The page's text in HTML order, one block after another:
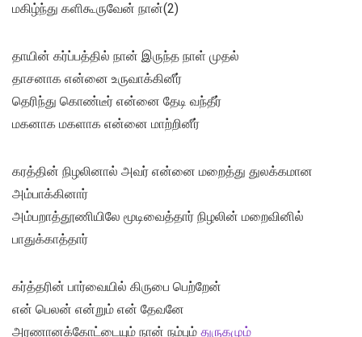
மகிழ்ந்து களிகூருவேன் நான்(2)
தாயின் கர்ப்பத்தில் நான் இருந்த நாள் முதல்
தாசனாக என்னை உருவாக்கினீர்
தெரிந்து கொண்டீர் என்னை தேடி வந்தீர்
மகனாக மகளாக என்னை மாற்றினீர்
கரத்தின் நிழலினால் அவர் என்னை மறைத்து துலக்கமான
அம்பாக்கினார்
அம்பறாத்தூணியிலே மூடிவைத்தார் நிழலின் மறைவினில்
பாதுக்காத்தார்
கர்த்தரின் பார்வையில் கிருபை பெற்றேன்
என் பெலன் என்றும் என் தேவனே
அரணானக்கோட்டையும் நான் நம்பும் துருகமும்